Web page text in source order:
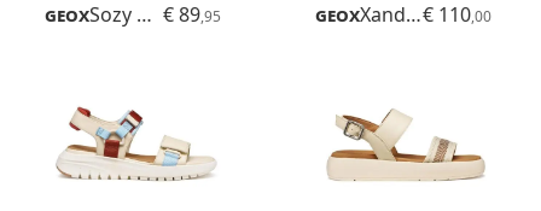
Geox Sozy Plus € 89,95 Geox Xand 2.1s€ 110,00